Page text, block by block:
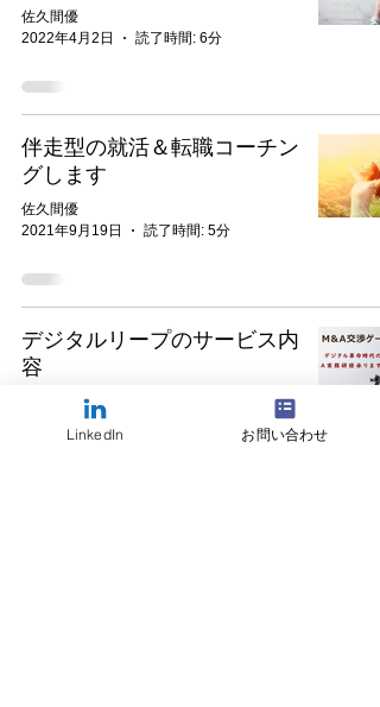
佐久間優
2022年4月2日
読了時間: 6分
伴走型の就活＆転職コーチン
グします
佐久間優
2021年9月19日
読了時間: 5分
デジタルリープのサービス内
容
2021年9月17日
LinkedIn お問い合わせ